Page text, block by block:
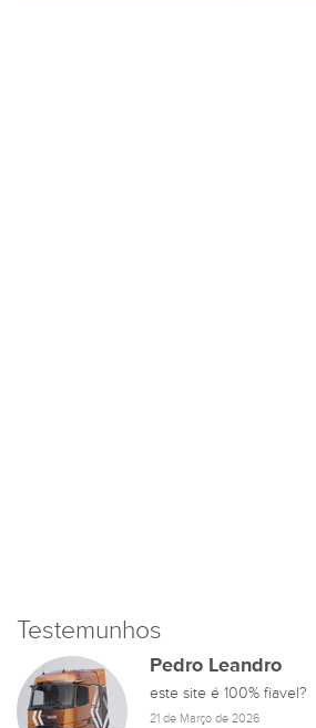
Testemunhos
Pedro Leandro
este site é 100% fiavel?
21 de Março de 2026